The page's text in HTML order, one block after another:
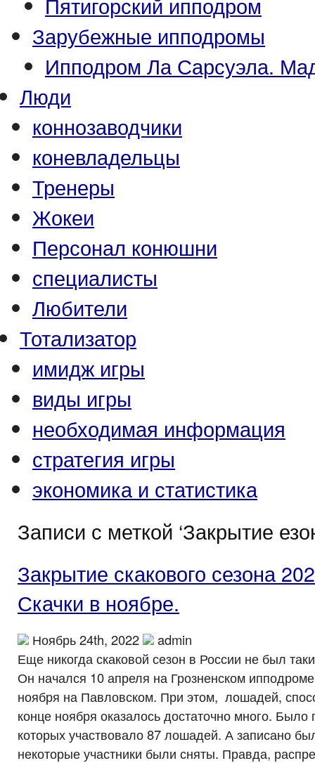
Зарубежные ипподромы
Ипподром Ла Сарсуэла.
Люди
коннозаводчики
коневладельцы
Тренеры
Жокеи
Персонал конюшни
специалисты
Любители
Тотализатор
имидж игры
виды игры
необходимая информация
стратегия игры
экономика и статистика
Записи с меткой ‘Закрытие
Закрытие скакового сезона
Скачки в ноябре.
Ноябрь 24th, 2022
admin
Еще никогда скаковой сезон в России не был
Он начался 10 апреля на Грозненском
ноября на Павловском. При этом, лошадей,
конце ноября оказалось достаточно много. Было
которых участвовало 87 лошадей. А записано
некоторые участники были сняты. Правда,